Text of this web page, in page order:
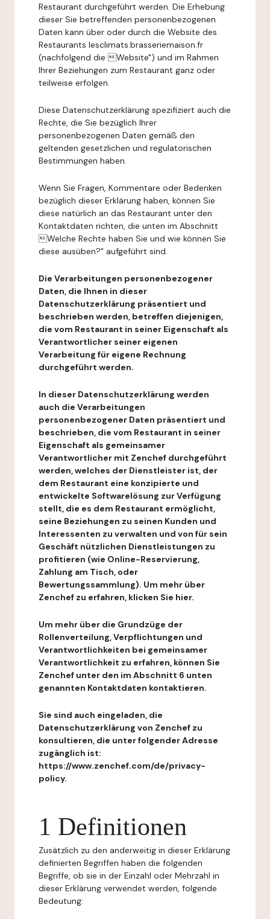
Restaurant durchgeführt werden. Die Erhebung
dieser Sie betreffenden personenbezogenen
Daten kann über oder durch die Website des
Restaurants lesclimats.brasseriemaison.fr
(nachfolgend die Website") und im Rahmen
Ihrer Beziehungen zum Restaurant ganz oder
teilweise erfolgen.
Diese Datenschutzerklärung spezifiziert auch die
Rechte, die Sie bezüglich Ihrer
personenbezogenen Daten gemäß den
geltenden gesetzlichen und regulatorischen
Bestimmungen haben.
Wenn Sie Fragen, Kommentare oder Bedenken
bezüglich dieser Erklärung haben, können Sie
diese natürlich an das Restaurant unter den
Kontaktdaten richten, die unten im Abschnitt
Welche Rechte haben Sie und wie können Sie
diese ausüben?" aufgeführt sind.
Die Verarbeitungen personenbezogener
Daten, die Ihnen in dieser
Datenschutzerklärung präsentiert und
beschrieben werden, betreffen diejenigen,
die vom Restaurant in seiner Eigenschaft als
Verantwortlicher seiner eigenen
Verarbeitung für eigene Rechnung
durchgeführt werden.
In dieser Datenschutzerklärung werden
auch die Verarbeitungen
personenbezogener Daten präsentiert und
beschrieben, die vom Restaurant in seiner
Eigenschaft als gemeinsamer
Verantwortlicher mit Zenchef durchgeführt
werden, welches der Dienstleister ist, der
dem Restaurant eine konzipierte und
entwickelte Softwarelösung zur Verfügung
stellt, die es dem Restaurant ermöglicht,
seine Beziehungen zu seinen Kunden und
Interessenten zu verwalten und von für sein
Geschäft nützlichen Dienstleistungen zu
profitieren (wie Online-Reservierung,
Zahlung am Tisch, oder
Bewertungssammlung). Um mehr über
Zenchef zu erfahren, klicken Sie hier.
Um mehr über die Grundzüge der
Rollenverteilung, Verpflichtungen und
Verantwortlichkeiten bei gemeinsamer
Verantwortlichkeit zu erfahren, können Sie
Zenchef unter den im Abschnitt 6 unten
genannten Kontaktdaten kontaktieren.
Sie sind auch eingeladen, die
Datenschutzerklärung von Zenchef zu
konsultieren, die unter folgender Adresse
zugänglich ist:
https://www.zenchef.com/de/privacy-
policy.
1 Definitionen
Zusätzlich zu den anderweitig in dieser Erklärung
definierten Begriffen haben die folgenden
Begriffe, ob sie in der Einzahl oder Mehrzahl in
dieser Erklärung verwendet werden, folgende
Bedeutung: